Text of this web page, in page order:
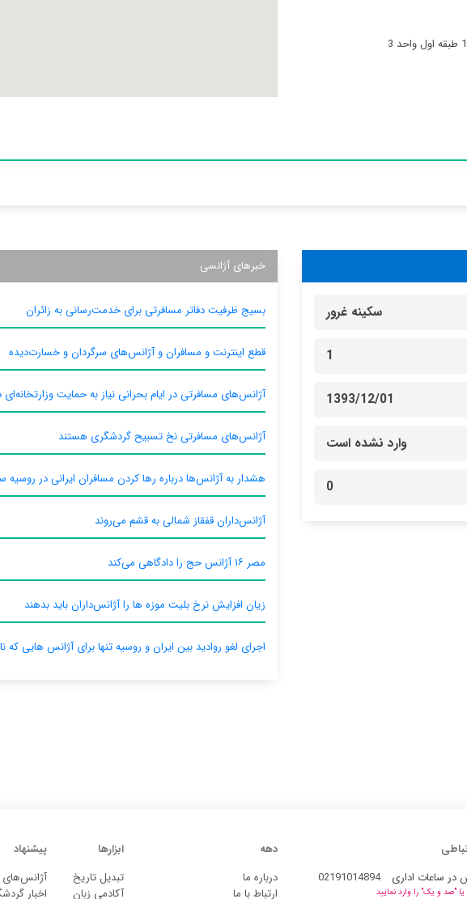
سکینه غرور
1
1393/12/01
وارد نشده است
0
خبرهای آژانسی
بسیج ظرفیت دفاتر مسافرتی برای خدمت‌رسانی به زائران
قطع اینترنت و مسافران و آژانس‌های سرگردان و خسارت‌دیده
آژانس‌های مسافرتی در ایام بحرانی نیاز به حمایت وزارتخانه‌ای
آژانس‌های مسافرتی نخ تسبیح گردشگری هستند
هشدار به آژانس‌ها درباره رها کردن مسافران ایرانی در روسیه
آژانس‌داران قفقاز شمالی به قشم می‌روند
مصر ۱۶ آژانس حج را دادگاهی می‌کند
زیان افزایش نرخ بلیت موزه ها را آژانس‌داران باید بدهند
اجرای لغو روادید بین ایران و روسیه تنها برای آژانس‌ هایی
در ساعات اداری
02191014894
"صد و یک" را وارد نمایید
دهه
درباره ما
ارتباط با ما
ابزارها
تبدیل تاریخ
آکادمی زبان
پیشنهاد
اخبار